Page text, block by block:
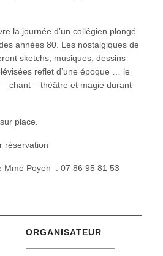
la journée d’un collégien plongé
années 80. Les nostalgiques de
sketchs, musiques, dessins
reflet d’une époque … le
chant – théâtre et magie durant
place.
réservation
Mme Poyen : 07 86 95 81 53
ORGANISATEUR